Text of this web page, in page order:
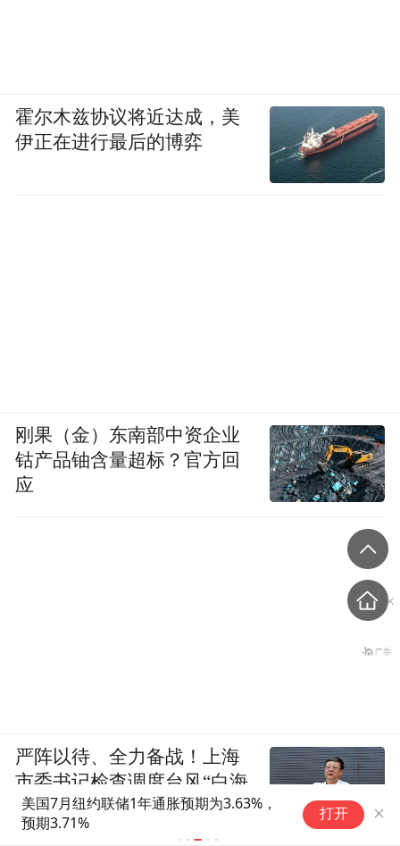
美国上诉法院维持对白宫宴会厅改造项目
的暂停令
打开
霍尔木兹协议将近达成，美
伊正在进行最后的博弈
刚果（金）东南部中资企业
钴产品铀含量超标？官方回
应
严阵以待、全力备战！上海
市委书记检查调度台风“白海
豚”防御工作